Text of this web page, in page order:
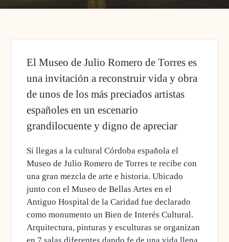
El Museo de Julio Romero de Torres es
una invitación a reconstruir vida y obra
de unos de los más preciados artistas
españoles en un escenario
grandilocuente y digno de apreciar
Si llegas a la cultural Córdoba española el
Museo de Julio Romero de Torres te recibe con
una gran mezcla de arte e historia. Ubicado
junto con el Museo de Bellas Artes en el
Antiguo Hospital de la Caridad fue declarado
como monumento un Bien de Interés Cultural.
Arquitectura, pinturas y esculturas se organizan